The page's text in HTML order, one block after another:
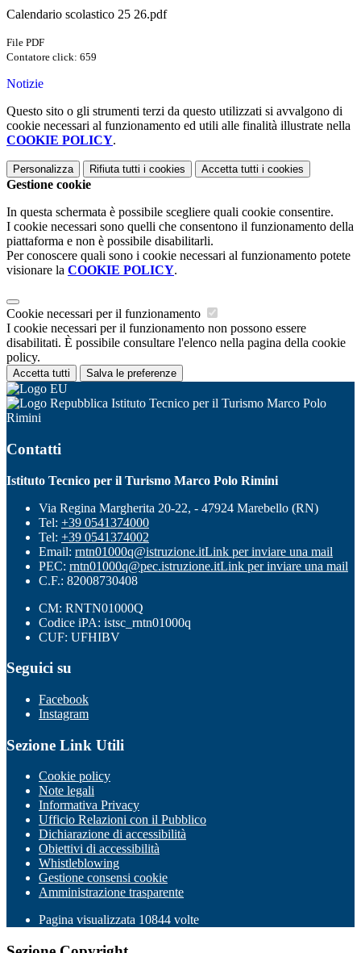
Calendario scolastico 25 26.pdf
File PDF
Contatore click: 659
Notizie
Questo sito o gli strumenti terzi da questo utilizzati si avvalgono di
cookie necessari al funzionamento ed utili alle finalità illustrate nella
COOKIE POLICY.
Personalizza Rifiuta tutti i cookies Accetta tutti i cookies
Gestione cookie
In questa schermata è possibile scegliere quali cookie consentire.
I cookie necessari sono quelli che consentono il funzionamento della
piattaforma e non è possibile disabilitarli.
Per conoscere quali sono i cookie necessari al funzionamento potete
visionare la COOKIE POLICY.
Cookie necessari per il funzionamento
I cookie necessari per il funzionamento non possono essere
disabilitati. È possibile consultare l'elenco nella pagina della cookie
policy.
Accetta tutti Salva le preferenze
Istituto Tecnico per il Turismo Marco Polo
Rimini
Contatti
Istituto Tecnico per il Turismo Marco Polo Rimini
Via Regina Margherita 20-22, - 47924 Marebello (RN)
Tel: +39 0541374000
Tel: +39 0541374002
Email: rntn01000q@istruzione.itLink per inviare una mail
PEC: rntn01000q@pec.istruzione.itLink per inviare una mail
C.F.: 82008730408
CM: RNTN01000Q
Codice iPA: istsc_rntn01000q
CUF: UFHIBV
Seguici su
Facebook
Instagram
Sezione Link Utili
Cookie policy
Note legali
Informativa Privacy
Ufficio Relazioni con il Pubblico
Dichiarazione di accessibilità
Obiettivi di accessibilità
Whistleblowing
Gestione consensi cookie
Amministrazione trasparente
Pagina visualizzata 10844 volte